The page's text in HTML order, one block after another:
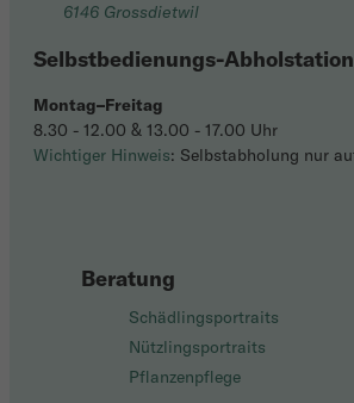
Beratung
Schädlingsportraits
Nützlingsportraits
Pflanzenpflege
6146 Grossdietwil
Selbstbedienungs-Abholstation
Montag–Freitag
8.30 - 12.00 & 13.00 - 17.00 Uhr
Wichtiger Hinweis: Selbstabholung nur